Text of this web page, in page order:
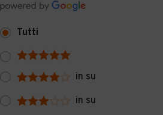
Tutti
in su
in su